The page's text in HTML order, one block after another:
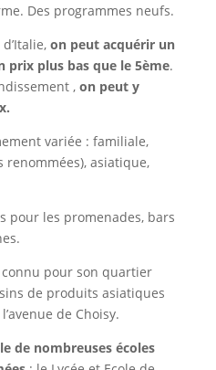
Des programmes neufs.
on peut acquérir un
prix plus bas que le 5ème.
, on peut y
variée : familiale,
renommées), asiatique,
pour les promenades, bars
connu pour son quartier
de produits asiatiques
de Choisy.
de nombreuses écoles